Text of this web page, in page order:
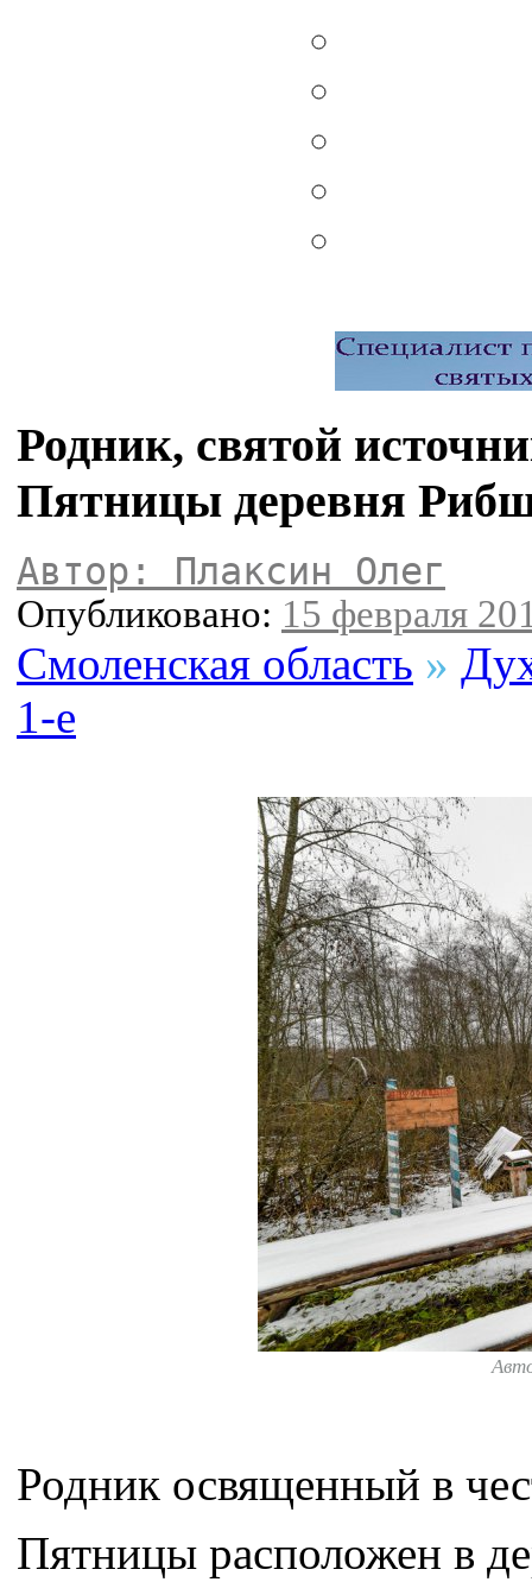
Родник, святой
Пятницы деревня
Автор: Плаксин Олег
Опубликовано: 15 февраля
Смоленская область »
1-е
Родник освященный в
Пятницы расположен в